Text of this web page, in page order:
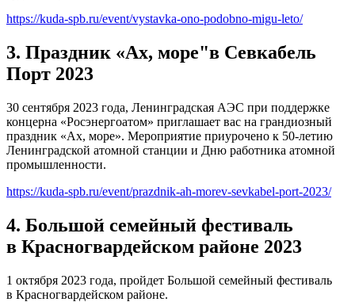
https://kuda-spb.ru/event/vystavka-ono-podobno-migu-leto/
3. Праздник «Ах, море"в Севкабель
Порт 2023
30 сентября 2023 года, Ленинградская АЭС при поддержке
концерна «Росэнергоатом» приглашает вас на грандиозный
праздник «Ах, море». Мероприятие приурочено к 50-летию
Ленинградской атомной станции и Дню работника атомной
промышленности.
https://kuda-spb.ru/event/prazdnik-ah-morev-sevkabel-port-2023/
4. Большой семейный фестиваль
в Красногвардейском районе 2023
1 октября 2023 года, пройдет Большой семейный фестиваль
в Красногвардейском районе.